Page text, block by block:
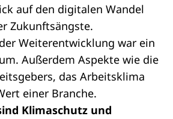
auf den digitalen Wandel
Zukunftsängste.
Weiterentwicklung war ein
Außerdem Aspekte wie die
das Arbeitsklima
einer Branche.
Klimaschutz und